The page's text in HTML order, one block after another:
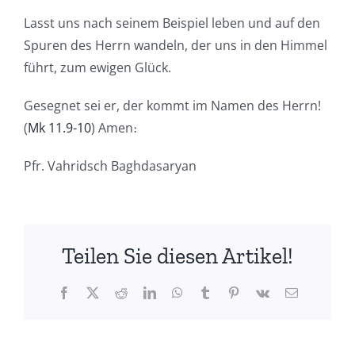
Lasst uns nach seinem Beispiel leben und auf den
Spuren des Herrn wandeln, der uns in den Himmel
führt, zum ewigen Glück.
Gesegnet sei er, der kommt im Namen des Herrn!
(Mk 11.9-10) Amen։
Pfr. Vahridsch Baghdasaryan
Teilen Sie diesen Artikel!
Facebook
X RedditLinkedInWhatsApp
TumblrPinterest
Vk Email